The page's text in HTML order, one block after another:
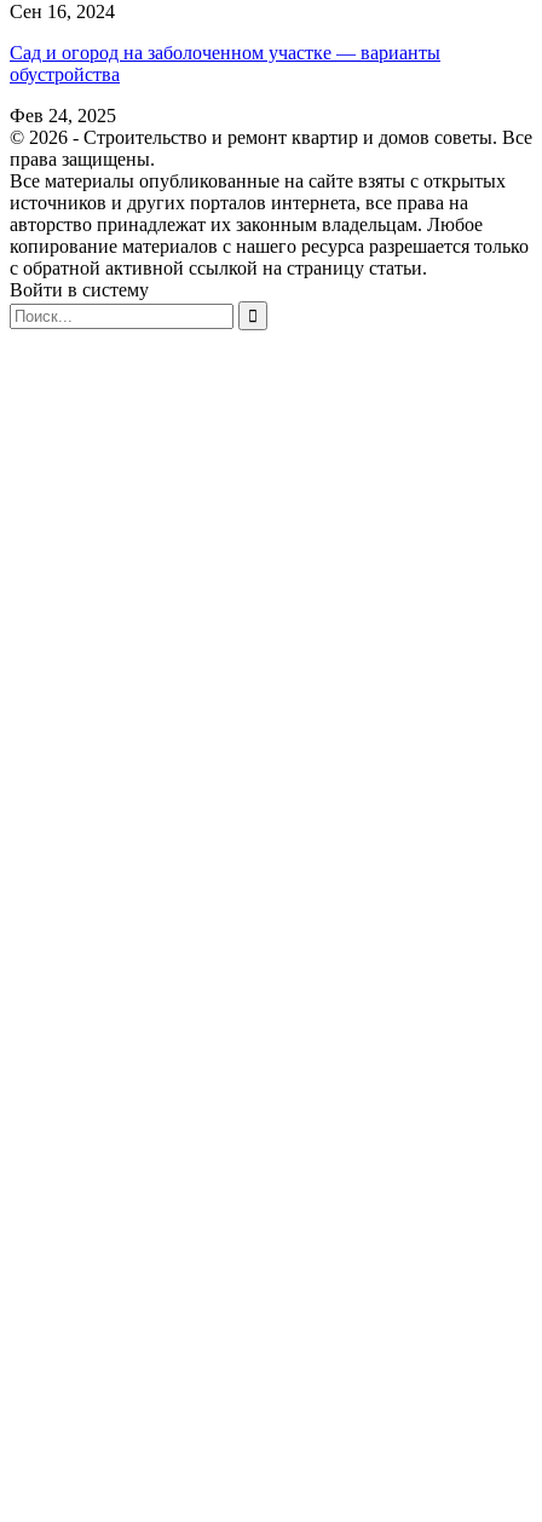
Сен 16, 2024
Сад и огород на заболоченном участке — варианты
обустройства
Фев 24, 2025
© 2026 - Строительство и ремонт квартир и домов советы. Все
права защищены.
Все материалы опубликованные на сайте взяты с открытых
источников и других порталов интернета, все права на
авторство принадлежат их законным владельцам. Любое
копирование материалов с нашего ресурса разрешается только
с обратной активной ссылкой на страницу статьи.
Войти в систему